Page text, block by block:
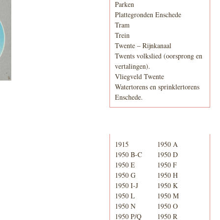
Parken
Plattegronden Enschede
Tram
Trein
Twente – Rijnkanaal
Twents volkslied (oorsprong en
vertalingen).
Vliegveld Twente
Watertorens en sprinklertorens
Enschede.
1915
1950 A
1950 B-C
1950 D
1950 E
1950 F
1950 G
1950 H
1950 I-J
1950 K
1950 L
1950 M
1950 N
1950 O
1950 P/Q
1950 R